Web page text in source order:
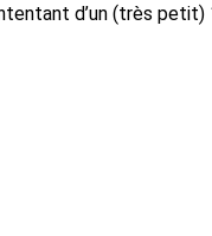
d’un (très petit)